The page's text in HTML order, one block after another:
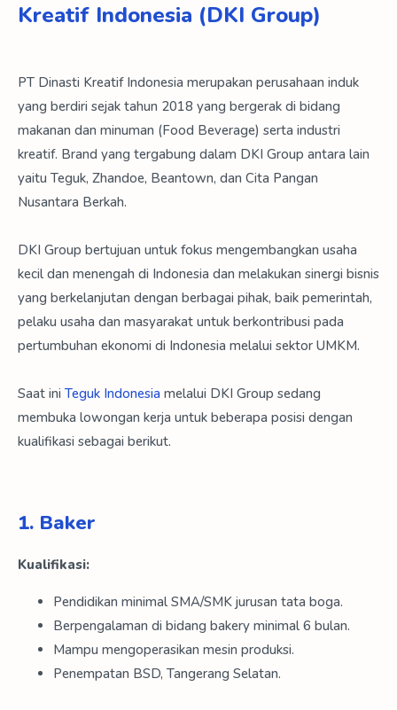
Kreatif Indonesia (DKI Group)
PT Dinasti Kreatif Indonesia merupakan perusahaan induk
yang berdiri sejak tahun 2018 yang bergerak di bidang
makanan dan minuman (Food Beverage) serta industri
kreatif. Brand yang tergabung dalam DKI Group antara lain
yaitu Teguk, Zhandoe, Beantown, dan Cita Pangan
Nusantara Berkah.
DKI Group bertujuan untuk fokus mengembangkan usaha
kecil dan menengah di Indonesia dan melakukan sinergi bisnis
yang berkelanjutan dengan berbagai pihak, baik pemerintah,
pelaku usaha dan masyarakat untuk berkontribusi pada
pertumbuhan ekonomi di Indonesia melalui sektor UMKM.
Saat ini Teguk Indonesia melalui DKI Group sedang
membuka lowongan kerja untuk beberapa posisi dengan
kualifikasi sebagai berikut.
1. Baker
Kualifikasi:
Pendidikan minimal SMA/SMK jurusan tata boga.
Berpengalaman di bidang bakery minimal 6 bulan.
Mampu mengoperasikan mesin produksi.
Penempatan BSD, Tangerang Selatan.